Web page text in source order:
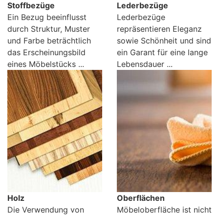
Stoffbezüge
Ein Bezug beeinflusst
durch Struktur, Muster
und Farbe beträchtlich
das Erscheinungsbild
eines Möbelstücks ...
Lederbezüge
Lederbezüge
repräsentieren Eleganz
sowie Schönheit und sind
ein Garant für eine lange
Lebensdauer ...
Holz
Die Verwendung von
Oberflächen
Möbeloberfläche ist nicht
Nachttische
Bettbänke
&
Betttruhen
Kleiderständer
&
Herrendiener
Spiegel
&
Standspiegel
Schlafzimmerregale